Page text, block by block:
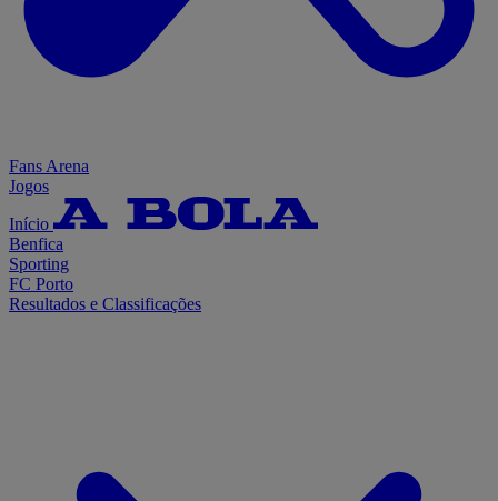
Fans Arena
Jogos
Início
Benfica
Sporting
FC Porto
Resultados e Classificações